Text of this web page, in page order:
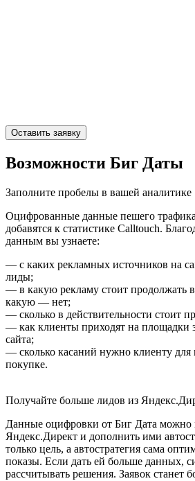
Оставить заявку
Возможности Биг Даты
Заполните пробелы в вашей аналитике
Оцифрованные данные пешего
добавятся к статистике Calltouch.
данным вы узнаете:
— с каких рекламных источников на
лиды;
— в какую рекламу стоит продолжать
какую — нет;
— сколько в действительности стоит
— как клиенты приходят на площадки
сайта;
— сколько касаний нужно клиенту для
покупке.
Получайте больше лидов из
Данные оцифровки от Биг Дата можно
Яндекс.Директ и дополнить ими
только цель, а автостратегия сама
показы. Если дать ей больше данных,
рассчитывать решения. Заявок станет